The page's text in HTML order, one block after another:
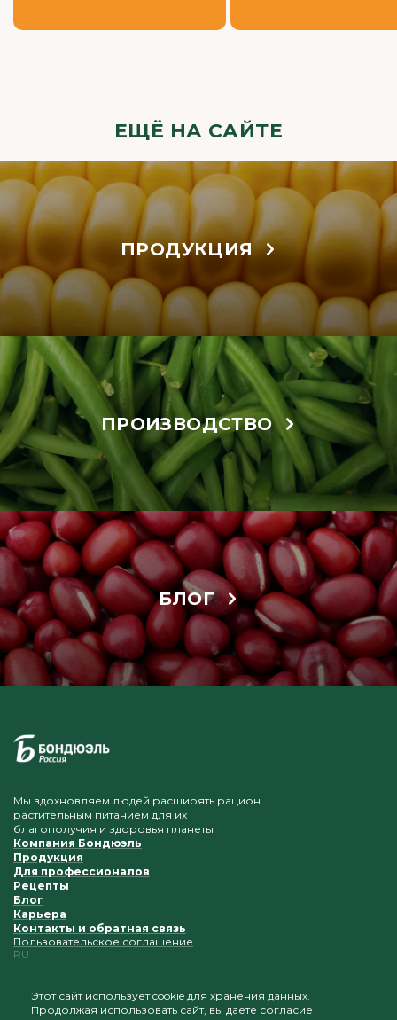
ЕЩЁ НА САЙТЕ
ПРОДУКЦИЯ
ПРОИЗВОДСТВО
БЛОГ
Мы вдохновляем людей расширять рацион
растительным питанием для их
благополучия и здоровья планеты
Компания Бондюэль
Продукция
Для профессионалов
Рецепты
Блог
Карьера
Контакты и обратная связь
Пользовательское соглашение
RU
Этот сайт использует cookie для хранения данных.
Продолжая использовать сайт, вы даете согласие